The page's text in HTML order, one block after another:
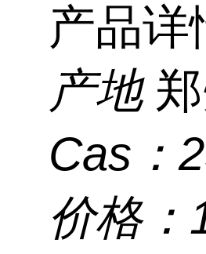
产品详
产地
Cas：
价格：